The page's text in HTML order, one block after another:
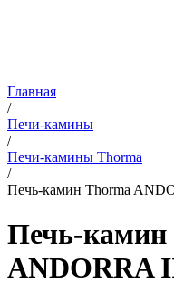
Главная
/
Печи-камины
/
Печи-камины Thorma
/
Печь-камин Thorma
Печь-камин
ANDORRA